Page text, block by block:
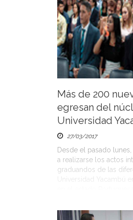
Más de 200
egresan del
Universidad
27/03/2017
Desde el pasado
a realizarse los actos
graduandos de las
Universidad Yacambú
firman […]